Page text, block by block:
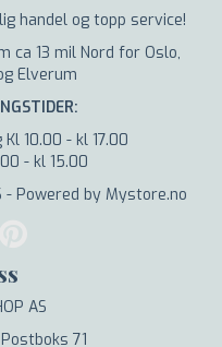
handel og topp service!
ca 13 mil Nord for Oslo,
Elverum
10.00 - kl 17.00
- kl 15.00
Powered by Mystore.no
AS
71